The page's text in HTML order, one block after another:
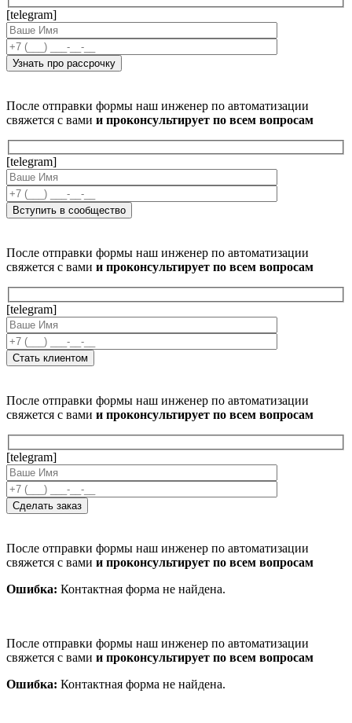
[telegram]
После отправки формы наш инженер по автоматизации
свяжется с вами и проконсультирует по всем вопросам
[telegram]
После отправки формы наш инженер по автоматизации
свяжется с вами и проконсультирует по всем вопросам
[telegram]
После отправки формы наш инженер по автоматизации
свяжется с вами и проконсультирует по всем вопросам
[telegram]
После отправки формы наш инженер по автоматизации
свяжется с вами и проконсультирует по всем вопросам
Ошибка: Контактная форма не найдена.
После отправки формы наш инженер по автоматизации
свяжется с вами и проконсультирует по всем вопросам
Ошибка: Контактная форма не найдена.